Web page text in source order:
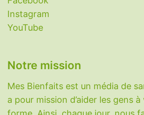
Instagram
YouTube
Notre mission
Mes Bienfaits est un média de
a pour mission d’aider les gens